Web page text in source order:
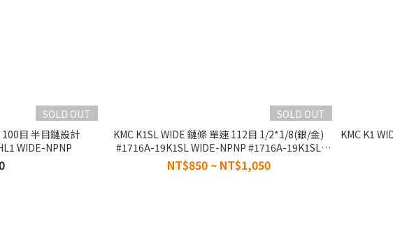
SOLD OUT
100目 半目鏈設計
WIDE-NPNP
SOLD OUT
KMC K1SL WIDE 鏈條 單速 112目 1/2*1/8(銀/金)
#1716A-19K1SL WIDE-NPNP #1716A-19K1SL
WIDE-TI
NT$850 ~ NT$1,050
KMC K1